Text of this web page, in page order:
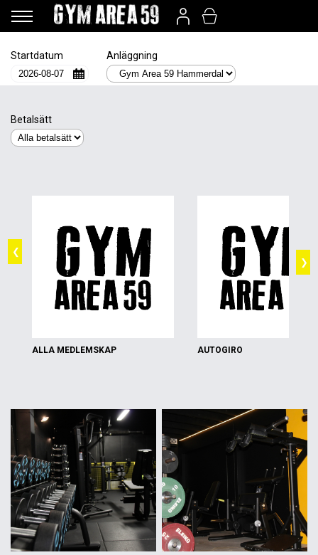
Startdatum Anläggning
Betalsätt
❮
ALLA MEDLEMSKAP AUTOGIRO
❯